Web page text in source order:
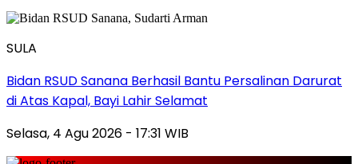
SULA
Bidan RSUD Sanana Berhasil Bantu Persalinan Darurat
di Atas Kapal, Bayi Lahir Selamat
Selasa, 4 Agu 2026 - 17:31 WIB